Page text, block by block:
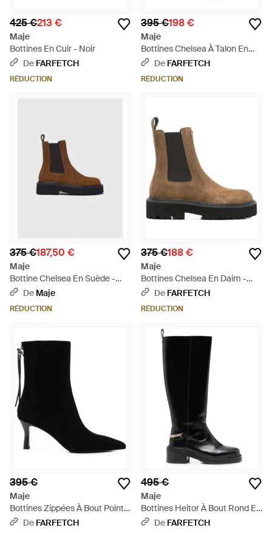
425 €213 €
Maje
Bottines En Cuir - Noir
De FARFETCH
RÉDUCTION
395 €198 €
Maje
Bottines Chelsea À Talon En
Cuir - Noir
De FARFETCH
RÉDUCTION
375 €187,50 €
Maje
Bottine Chelsea En Suède -
Blanc
De Maje
RÉDUCTION
375 €188 €
Maje
Bottines Chelsea En Daim -
Marron
De FARFETCH
RÉDUCTION
395 €
Maje
Bottines Zippées À Bout Pointu
- Noir
De FARFETCH
495 €
Maje
Bottines Heitor À Bout Rond Et
Détails De Chaîne - Noir
De FARFETCH